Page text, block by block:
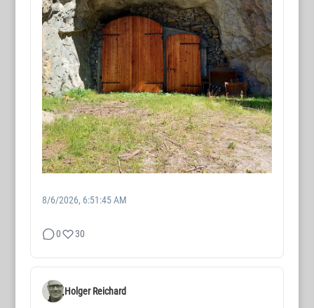
8/6/2026, 6:51:45 AM
0 30
Holger Reichard